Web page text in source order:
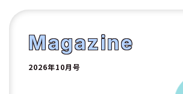
2
Magazine
2026年10月号